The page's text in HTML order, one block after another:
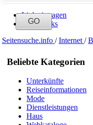
Link eintragen
Neue Links
Seitensuche.info / Internet/
Beliebte Kategorien
Unterkünfte
Reiseinformationen
Mode
Dienstleistungen
Haus